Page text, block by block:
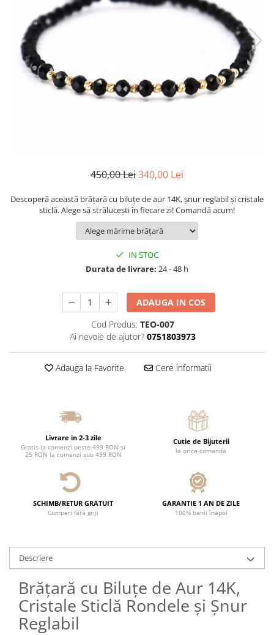
450,00 Lei340,00 Lei
Descoperă această brățară cu biluțe de aur 14K, șnur reglabil și cristale
sticlă. Alege să strălucești în fiecare zi! Comandă acum!
IN STOC
Durata de livrare: 24 - 48 h
ADAUGA IN COS
Cod Produs: TEO-007
Ai nevoie de ajutor? 0751803973
Adauga la Favorite Cere informatii
Livrare in 2-3 zile
Gratis la comenzi peste 499 RON si
25 RON la comenzi sub 499 RON
Cutie de Bijuterii
la orice comanda
SCHIMB/RETUR GRATUIT
Cumperi fără griji
GARANTIE 1 AN DE ZILE
100% banii înapoi
Descriere
Brățară cu Biluțe de Aur 14K,
Cristale Sticlă Rondele și Șnur
Reglabil